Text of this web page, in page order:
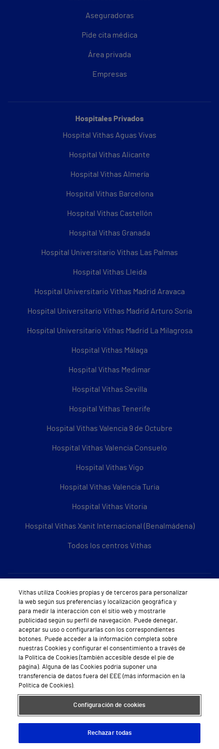
Aseguradoras
Pide cita médica
Área privada
Empresas
Hospitales Privados
Hospital Vithas Aguas Vivas
Hospital Vithas Alicante
Hospital Vithas Almería
Hospital Vithas Barcelona
Hospital Vithas Castellón
Hospital Vithas Granada
Hospital Universitario Vithas Las Palmas
Hospital Vithas Lleida
Hospital Universitario Vithas Madrid Aravaca
Hospital Universitario Vithas Madrid Arturo Soria
Hospital Universitario Vithas Madrid La Milagrosa
Hospital Vithas Málaga
Hospital Vithas Medimar
Hospital Vithas Sevilla
Hospital Vithas Tenerife
Hospital Vithas Valencia 9 de Octubre
Hospital Vithas Valencia Consuelo
Hospital Vithas Vigo
Hospital Vithas Valencia Turia
Hospital Vithas Vitoria
Hospital Vithas Xanit Internacional (Benalmádena)
Todos los centros Vithas
Sobre Vithas
Quiénes somos
Trabajar en Vithas
Teléfono Cita Médica
Teléfono Atención al Cliente
Política de seguridad y salud en el trabajo
Conoce a Supervita
Aviso Legal Política de cookies Política de privacidad Mapa web Protección de datos
Vithas utiliza Cookies propias y de terceros para personalizar
la web según sus preferencias y localización geográfica y
para medir la interacción con el sitio web y mostrarle
publicidad según su perfil de navegación. Puede denegar,
aceptar su uso o configurarlas con los correspondientes
botones. Puede acceder a la información completa sobre
nuestras Cookies y configurar el consentimiento a través de
la Política de Cookies (también accesible desde el pie de
página). Alguna de las Cookies podría suponer una
transferencia de datos fuera del EEE (más información en la
Política de Cookies).
Configuración de cookies
Rechazar todas